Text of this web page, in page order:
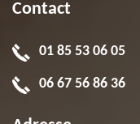
Contact
01 85 53 06 05
06 67 56 86 36